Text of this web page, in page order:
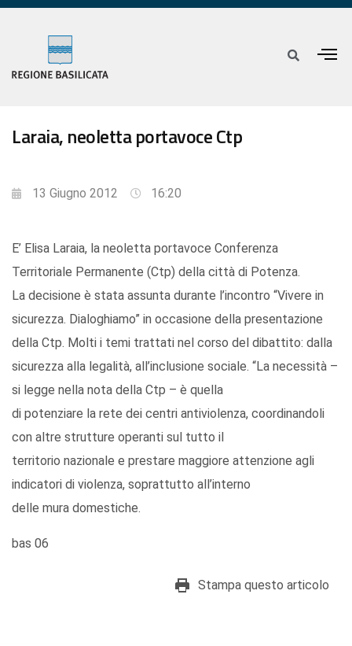
Laraia, neoletta portavoce Ctp
13 Giugno 2012 16:20
E’ Elisa Laraia, la neoletta portavoce Conferenza
Territoriale Permanente (Ctp) della città di Potenza.
La decisione è stata assunta durante l’incontro “Vivere in
sicurezza. Dialoghiamo” in occasione della presentazione
della Ctp. Molti i temi trattati nel corso del dibattito: dalla
sicurezza alla legalità, all’inclusione sociale. “La necessità –
si legge nella nota della Ctp – è quella
di potenziare la rete dei centri antiviolenza, coordinandoli
con altre strutture operanti sul tutto il
territorio nazionale e prestare maggiore attenzione agli
indicatori di violenza, soprattutto all’interno
delle mura domestiche.
bas 06
Stampa questo articolo